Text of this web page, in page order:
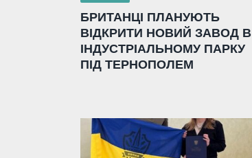
БРИТАНЦІ ПЛАНУЮТЬ
ВІДКРИТИ НОВИЙ ЗАВОД В
ІНДУСТРІАЛЬНОМУ ПАРКУ
ПІД ТЕРНОПОЛЕМ